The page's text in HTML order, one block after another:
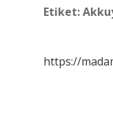
Etiket:
https://